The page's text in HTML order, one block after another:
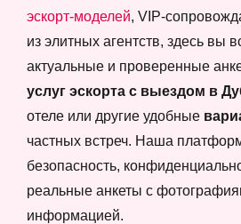
эскорт-моделей, VIP-
из элитных агентств, здесь вы
актуальные и проверенные
услуг эскорта с выездом в
отеле или другие удобные
частных встреч. Наша
безопасность,
реальные анкеты с
информацией.